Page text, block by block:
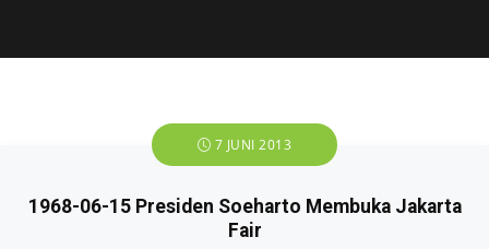
7 JUNI 2013
1968-06-15 Presiden Soeharto Membuka Jakarta
Fair